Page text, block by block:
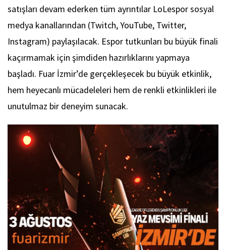
satışları devam ederken tüm ayrıntılar LoLespor sosyal
medya kanallarından (Twitch, YouTube, Twitter,
Instagram) paylaşılacak. Espor tutkunları bu büyük finali
kaçırmamak için şimdiden hazırlıklarını yapmaya
başladı. Fuar İzmir’de gerçekleşecek bu büyük etkinlik,
hem heyecanlı mücadeleleri hem de renkli etkinlikleri ile
unutulmaz bir deneyim sunacak.